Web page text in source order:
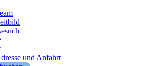
und Anfahrt